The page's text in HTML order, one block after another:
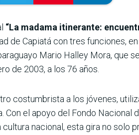
“La madama itinerante:
de Capiatá con tres funciones,
Mario Halley Mora, que
de 2003, a los 76 años.
costumbrista a los jóvenes,
el apoyo del Fondo Nacional
nacional, esta gira no solo